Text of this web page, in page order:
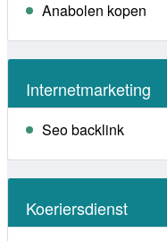
Anabolen kopen
Internetmarketing
Seo backlink
Koeriersdienst